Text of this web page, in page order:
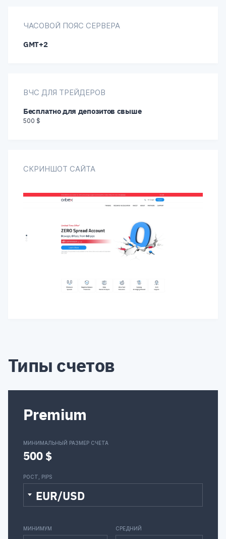
Индонезийский
Турецкий
Китайский
Чат
ЧАСОВОЙ ПОЯС СЕРВЕРА
GMT+2
ВЧС ДЛЯ ТРЕЙДЕРОВ
Бесплатно для депозитов свыше
500 $
СКРИНШОТ САЙТА
Типы счетов
Premium
МИНИМАЛЬНЫЙ РАЗМЕР СЧЕТА
500 $
РОСТ, PIPS
EUR/USD
МИНИМУМ СРЕДНИЙ